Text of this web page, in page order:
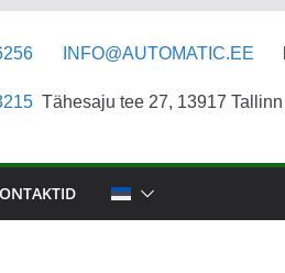
INFO@AUTOMATIC.EE
Tähesaju tee 27, 13917 Tallinn